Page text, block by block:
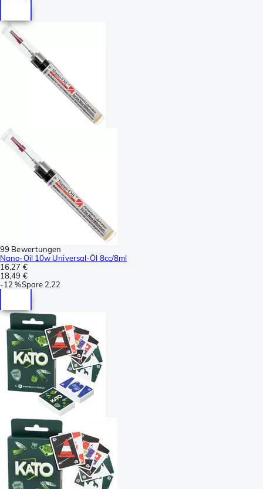
99 Bewertungen
Nano-Oil 10w Universal-Öl 8cc/8ml
16,27 €
18,49 €
-12 %Spare 2,22